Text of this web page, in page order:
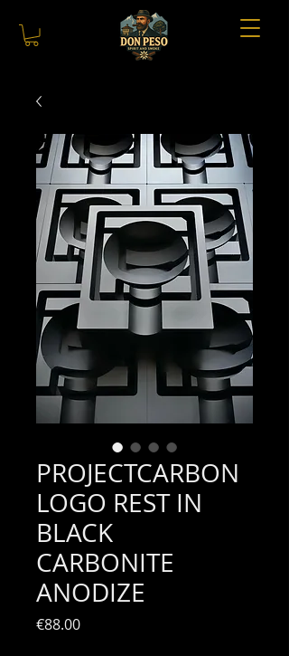
PROJECTCARBON
LOGO REST IN
BLACK
CARBONITE
ANODIZE
€88.00Price